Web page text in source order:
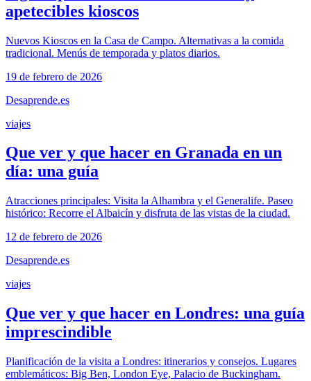
apetecibles kioscos
Nuevos Kioscos en la Casa de Campo. Alternativas a la comida
tradicional. Menús de temporada y platos diarios.
19 de febrero de 2026
Desaprende.es
viajes
Que ver y que hacer en Granada en un
día: una guía
Atracciones principales: Visita la Alhambra y el Generalife. Paseo
histórico: Recorre el Albaicín y disfruta de las vistas de la ciudad.
12 de febrero de 2026
Desaprende.es
viajes
Que ver y que hacer en Londres: una guía
imprescindible
Planificación de la visita a Londres: itinerarios y consejos. Lugares
emblemáticos: Big Ben, London Eye, Palacio de Buckingham.